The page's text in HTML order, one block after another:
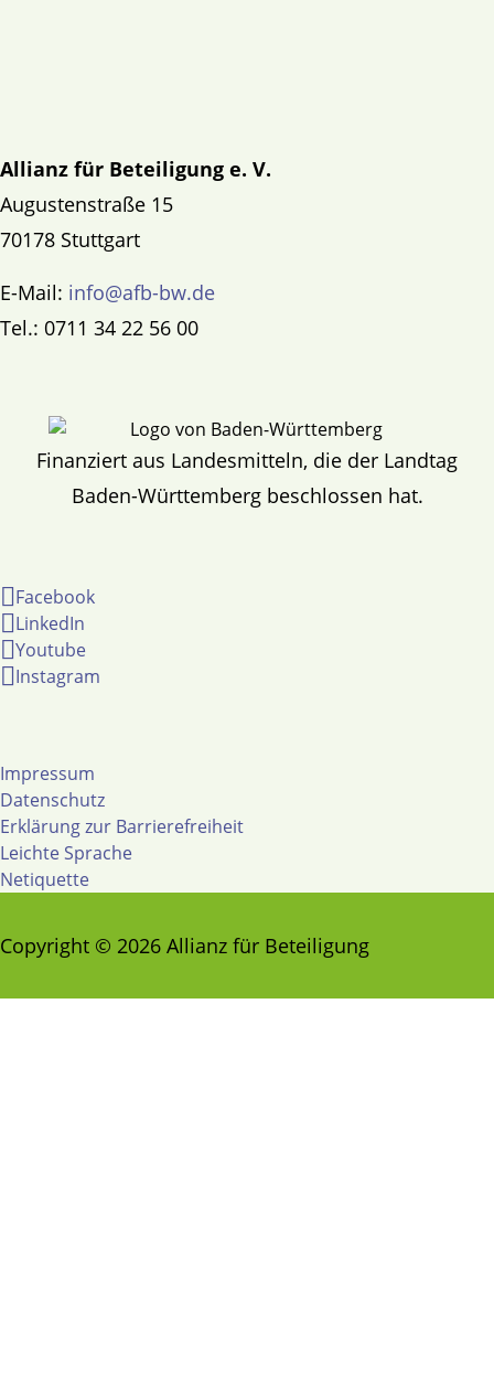
Allianz für Beteiligung e. V.
Augustenstraße 15
70178 Stuttgart
E-Mail: info@afb-bw.de
Tel.: 0711 34 22 56 00
Finanziert aus Landesmitteln, die der Landtag
Baden-Württemberg beschlossen hat.
Facebook
LinkedIn
Youtube
Instagram
Impressum
Datenschutz
Erklärung zur Barrierefreiheit
Leichte Sprache
Netiquette
Copyright © 2026 Allianz für Beteiligung